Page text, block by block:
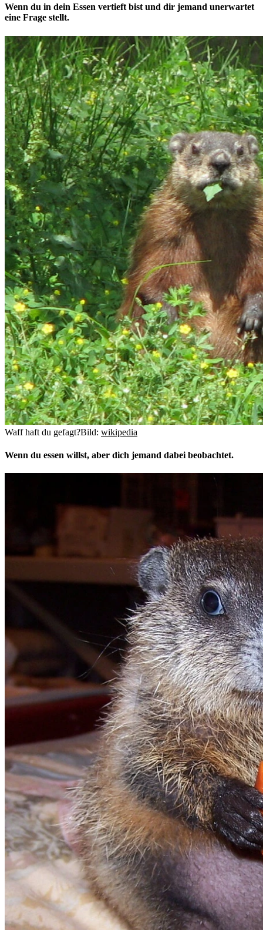
Wenn du in dein Essen vertieft bist und dir jemand unerwartet
eine Frage stellt.
Waff haft du gefagt?Bild: wikipedia
Wenn du essen willst, aber dich jemand dabei beobachtet.